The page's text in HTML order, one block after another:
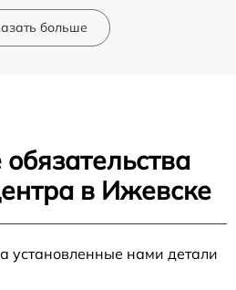
больше
в Ижевске
установленные нами детали